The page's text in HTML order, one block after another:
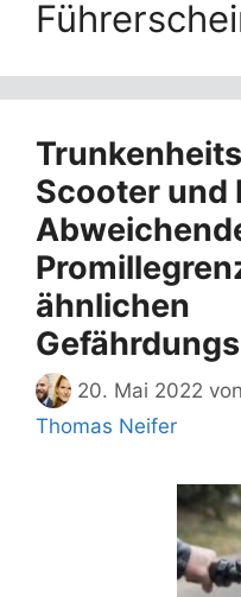
Scooter und
ähnlichen
20. Mai 2022 von
Thomas Neifer